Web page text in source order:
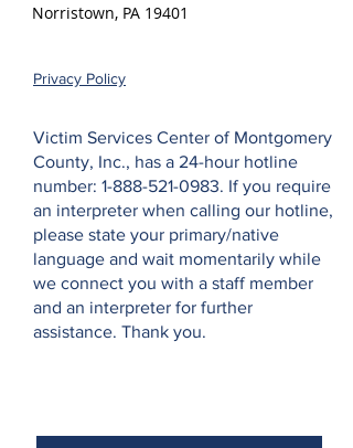
Norristown, PA 19401
Privacy Policy
Victim Services Center of Montgomery
County, Inc., has a 24-hour hotline
number: 1-888-521-0983. If you require
an interpreter when calling our hotline,
please state your primary/native
language and wait momentarily while
we connect you with a staff member
and an interpreter for further
assistance. Thank you.